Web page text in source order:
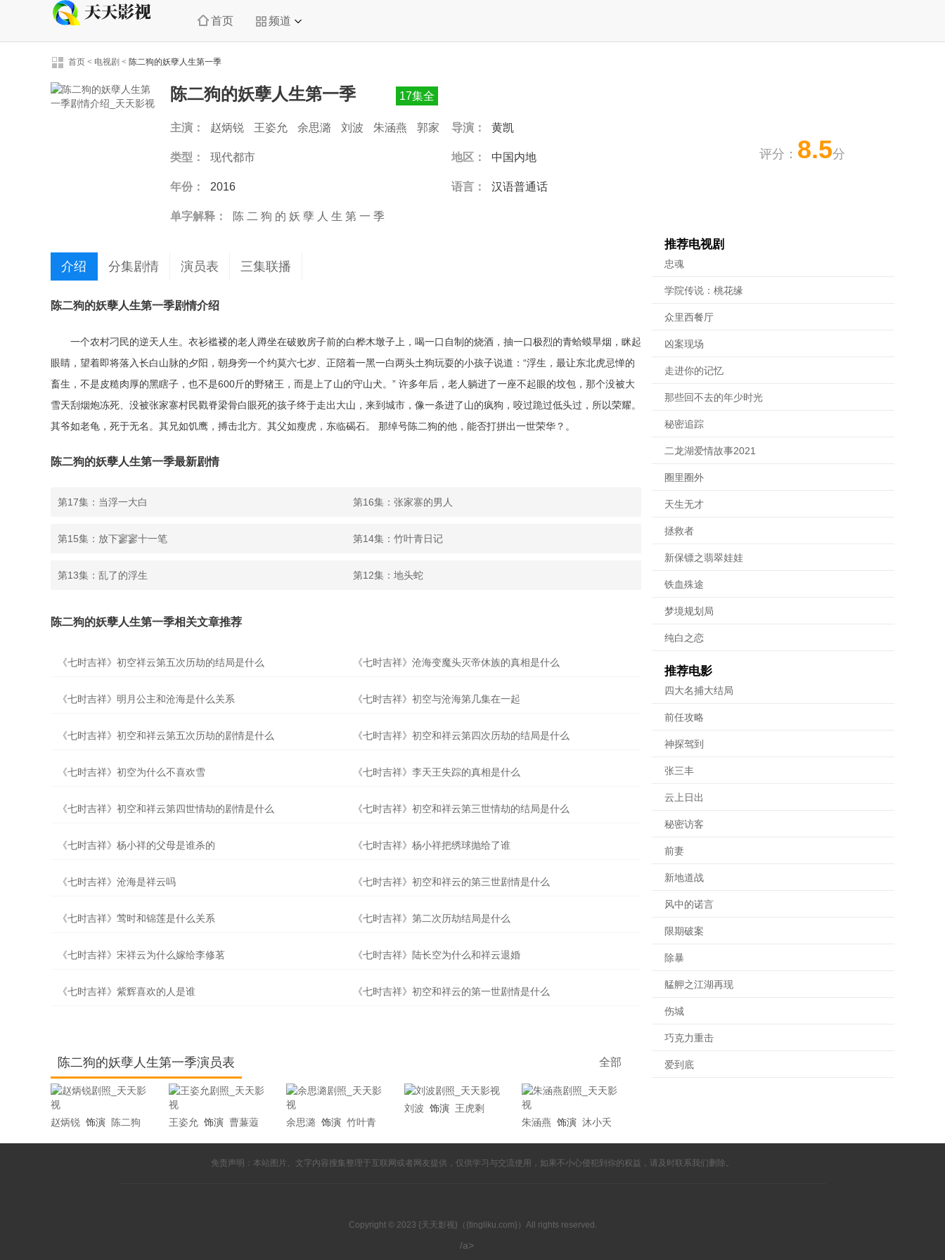
首页 频道
首页 < 电视剧 < 陈二狗的妖孽人生第一季
评分： 8.5分
陈二狗的妖孽人生第一季 17集全
主演： 赵炳锐 王姿允 余思潞 刘波 朱涵燕
郭家
导演： 黄凯
类型： 现代都市 地区： 中国内地
年份： 2016 语言： 汉语普通话
单字解释： 陈 二 狗 的 妖 孽 人 生 第 一 季
介绍 分集剧情 演员表 三集联播
陈二狗的妖孽人生第一季剧情介绍
一个农村刁民的逆天人生。衣衫褴褛的老人蹲坐在破败房子前的白桦木墩子上，喝一口自制的烧酒，抽一口极烈的青蛤蟆旱烟，眯起
眼睛，望着即将落入长白山脉的夕阳，朝身旁一个约莫六七岁、正陪着一黑一白两头土狗玩耍的小孩子说道：“浮生，最让东北虎忌惮的
畜生，不是皮糙肉厚的黑瞎子，也不是600斤的野猪王，而是上了山的守山犬。” 许多年后，老人躺进了一座不起眼的坟包，那个没被大
雪天刮烟炮冻死、没被张家寨村民戳脊梁骨白眼死的孩子终于走出大山，来到城市，像一条进了山的疯狗，咬过跪过低头过，所以荣耀。
其爷如老龟，死于无名。其兄如饥鹰，搏击北方。其父如瘦虎，东临碣石。 那绰号陈二狗的他，能否打拼出一世荣华？。
陈二狗的妖孽人生第一季最新剧情
第17集：当浮一大白 第16集：张家寨的男人
第15集：放下寥寥十一笔 第14集：竹叶青日记
第13集：乱了的浮生 第12集：地头蛇
陈二狗的妖孽人生第一季相关文章推荐
《七时吉祥》初空祥云第五次历劫的结局是什么 《七时吉祥》沧海变魔头灭帝休族的真相是什么
《七时吉祥》明月公主和沧海是什么关系 《七时吉祥》初空与沧海第几集在一起
《七时吉祥》初空和祥云第五次历劫的剧情是什么 《七时吉祥》初空和祥云第四次历劫的结局是什么
《七时吉祥》初空为什么不喜欢雪 《七时吉祥》李天王失踪的真相是什么
《七时吉祥》初空和祥云第四世情劫的剧情是什么 《七时吉祥》初空和祥云第三世情劫的结局是什么
《七时吉祥》杨小祥的父母是谁杀的 《七时吉祥》杨小祥把绣球抛给了谁
《七时吉祥》沧海是祥云吗 《七时吉祥》初空和祥云的第三世剧情是什么
《七时吉祥》莺时和锦莲是什么关系 《七时吉祥》第二次历劫结局是什么
《七时吉祥》宋祥云为什么嫁给李修茗 《七时吉祥》陆长空为什么和祥云退婚
《七时吉祥》紫辉喜欢的人是谁 《七时吉祥》初空和祥云的第一世剧情是什么
陈二狗的妖孽人生第一季演员表 全部
赵炳锐 饰演 陈二狗 王姿允饰演 曹蒹蕸 余思潞 饰演 竹叶青
刘波 饰演 王虎剩
朱涵燕 饰演 沐小夭
推荐电视剧
忠魂
学院传说：桃花缘
众里西餐厅
凶案现场
走进你的记忆
那些回不去的年少时光
秘密追踪
二龙湖爱情故事2021
圈里圈外
天生无才
拯救者
新保镖之翡翠娃娃
铁血殊途
梦境规划局
纯白之恋
推荐电影
四大名捕大结局
前任攻略
神探驾到
张三丰
云上日出
秘密访客
前妻
新地道战
风中的诺言
限期破案
除暴
艋舺之江湖再现
伤城
巧克力重击
爱到底
免责声明：本站图片、文字内容搜集整理于互联网或者网友提供，仅供学习与交流使用，如果不小心侵犯到你的权益，请及时联系我们删除。
Copyright © 2023 {天天影视}（{tingliku.com}）All rights reserved.
/a>